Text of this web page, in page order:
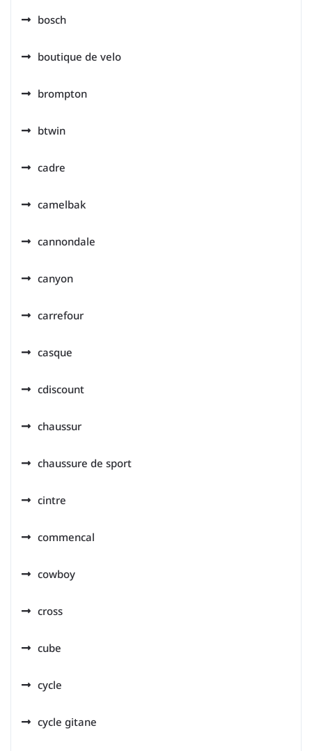
bosch
boutique de velo
brompton
btwin
cadre
camelbak
cannondale
canyon
carrefour
casque
cdiscount
chaussur
chaussure de sport
cintre
commencal
cowboy
cross
cube
cycle
cycle gitane